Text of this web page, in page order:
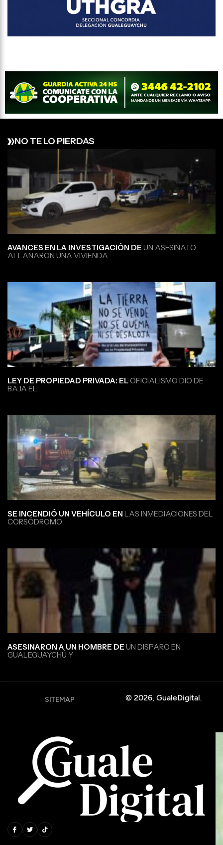
NO TE LO PIERDAS
AVANCES EN LA INVESTIGACIÓN DE UN ASESINATO:
ALLANARON UNA VIVIENDA
LEY DE PROPIEDAD PRIVADA: ELOFICIALISMO DIO DE
BAJA EL
SE INCENDIÓ UN VEHÍCULO EN LAS INMEDIACIONES DEL
CORSÓDROMO
ASESINARON A UN HOMBRE DE UN DISPARO EN
GUALEGUAYCHÚ Y
© 2026, GualeDigital.
SITEMAP